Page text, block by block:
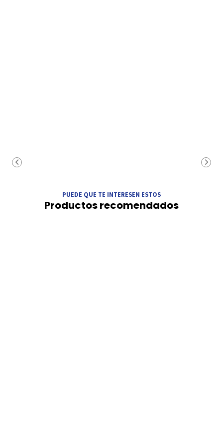
PUEDE QUE TE INTERESEN ESTOS
Productos recomendados